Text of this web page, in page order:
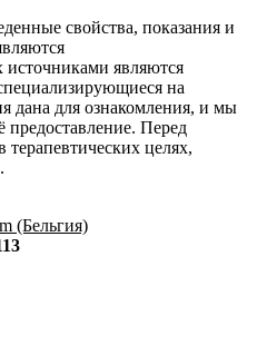
свойства, показания и
являются
на
дана для ознакомления, и мы
предоставление. Перед
целях,
(Бельгия)